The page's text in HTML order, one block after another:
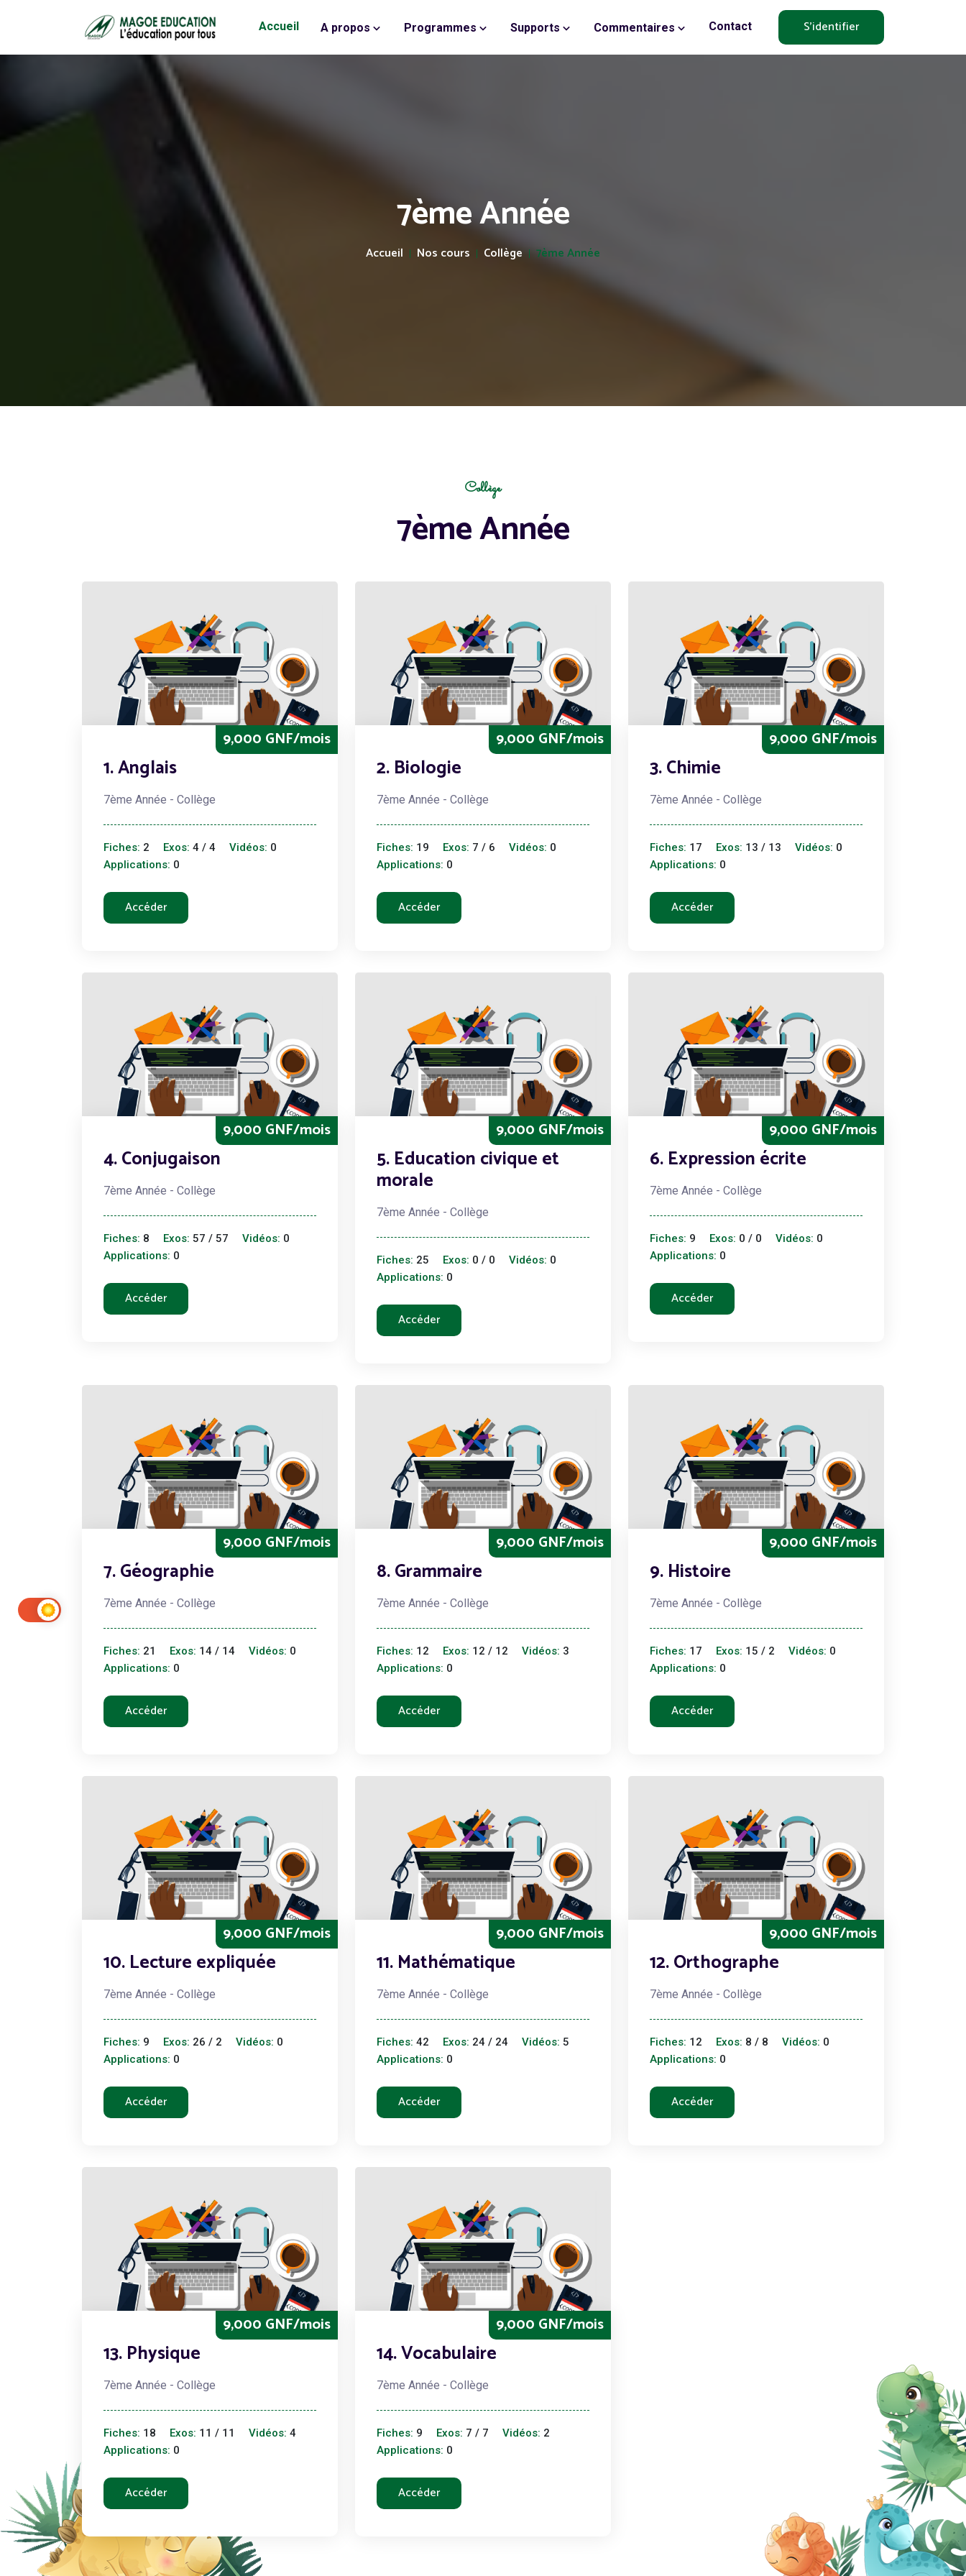
Accueil A propos Programmes Supports Commentaires Contact S'identifier
7ème Année
Accueil Nos cours Collège 7ème Année
Collège
7ème Année
9,000 GNF/mois
1. Anglais
7ème Année - Collège
Fiches: 2 Exos: 4 / 4 Vidéos: 0
Applications: 0
Accéder
9,000 GNF/mois
2. Biologie
7ème Année - Collège
Fiches: 19 Exos: 7 / 6 Vidéos: 0
Applications: 0
Accéder
9,000 GNF/mois
3. Chimie
7ème Année - Collège
Fiches: 17 Exos: 13 / 13 Vidéos: 0
Applications: 0
Accéder
9,000 GNF/mois
4. Conjugaison
7ème Année - Collège
Fiches: 8 Exos: 57 / 57 Vidéos: 0
Applications: 0
Accéder
9,000 GNF/mois
5. Education civique et
morale
7ème Année - Collège
Fiches: 25 Exos: 0 / 0 Vidéos: 0
Applications: 0
Accéder
9,000 GNF/mois
6. Expression écrite
7ème Année - Collège
Fiches: 9 Exos: 0 / 0 Vidéos: 0
Applications: 0
Accéder
9,000 GNF/mois
7. Géographie
7ème Année - Collège
Fiches: 21 Exos: 14 / 14 Vidéos: 0
Applications: 0
Accéder
9,000 GNF/mois
8. Grammaire
7ème Année - Collège
Fiches: 12 Exos: 12 / 12 Vidéos: 3
Applications: 0
Accéder
9,000 GNF/mois
9. Histoire
7ème Année - Collège
Fiches: 17 Exos: 15 / 2 Vidéos: 0
Applications: 0
Accéder
9,000 GNF/mois
10. Lecture expliquée
7ème Année - Collège
Fiches: 9 Exos: 26 / 2 Vidéos: 0
Applications: 0
Accéder
9,000 GNF/mois
11. Mathématique
7ème Année - Collège
Fiches: 42 Exos: 24 / 24 Vidéos: 5
Applications: 0
Accéder
9,000 GNF/mois
12. Orthographe
7ème Année - Collège
Fiches: 12 Exos: 8 / 8 Vidéos: 0
Applications: 0
Accéder
9,000 GNF/mois
13. Physique
7ème Année - Collège
Fiches: 18 Exos: 11 / 11 Vidéos: 4
Applications: 0
Accéder
9,000 GNF/mois
14. Vocabulaire
7ème Année - Collège
Fiches: 9 Exos: 7 / 7 Vidéos: 2
Applications: 0
Accéder